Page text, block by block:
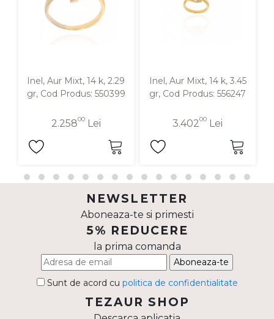
Inel, Aur Mixt, 14 k, 2.29
gr, Cod Produs: 550399
2.25800Lei
Inel, Aur Mixt, 14 k, 3.45
gr, Cod Produs: 556247
3.40200 Lei
NEWSLETTER
Aboneaza-te si primesti
5% REDUCERE
la prima comanda
Aboneaza-te
Sunt de acord cu politica de confidentialitate
TEZAUR SHOP